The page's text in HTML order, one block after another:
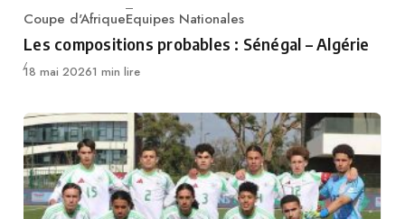
Category
Coupe d'AfriqueEquipes Nationales
Les compositions probables : Sénégal – Algérie
Publié
18 mai 20261 min lire